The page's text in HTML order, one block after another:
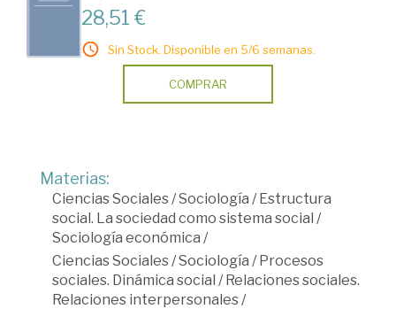
28,51 €
Sin Stock. Disponible en 5/6 semanas.
COMPRAR
Materias:
Ciencias Sociales/Sociología /Estructura
social. La sociedad como sistema social /
Sociología económica /
Ciencias Sociales/Sociología /Procesos
sociales. Dinámica social /Relaciones sociales.
Relaciones interpersonales/